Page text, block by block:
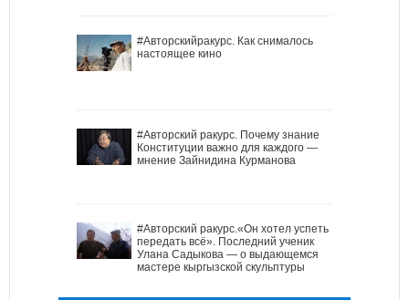
#Авторскийракурс. Как снималось
настоящее кино
#Авторский ракурс. Почему знание
Конституции важно для каждого —
мнение Зайнидина Курманова
#Авторский ракурс.«Он хотел успеть
передать всё». Последний ученик
Улана Садыкова — о выдающемся
мастере кыргызской скульптуры